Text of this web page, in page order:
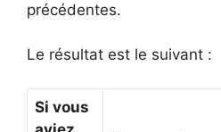
précédentes.
Le résultat est le suivant :
Si vous